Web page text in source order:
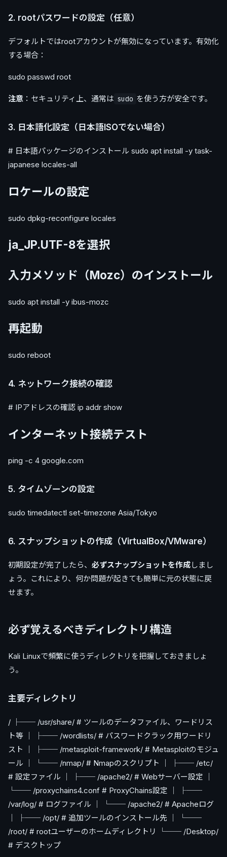
2. rootパスワードの設定（任意）
デフォルトではrootアカウントが無効になっています。有効化
する場合：
sudo passwd root
注意 ：セキュリティ上、通常は sudo を使う方が安全です。
3. 日本語化設定（日本語ISOでない場合）
# 日本語パッケージのインストール sudo apt install -y task-
japanese locales-all
ロケールの設定
sudo dpkg-reconfigure locales
ja_JP.UTF-8を選択
入力メソッド（Mozc）のインストール
sudo apt install -y ibus-mozc
再起動
sudo reboot
4. ネットワーク接続の確認
# IPアドレスの確認 ip addr show
インターネット接続テスト
ping -c 4 google.com
5. タイムゾーンの設定
sudo timedatectl set-timezone Asia/Tokyo
6. スナップショットの作成（VirtualBox/VMware）
初期設定が完了したら、 必ずスナップショットを作成しまし
ょう。これにより、何か問題が起きても簡単に元の状態に戻
せます。
必ず覚えるべきディレクトリ構造
Kali Linuxで頻繁に使うディレクトリを把握しておきましょ
う。
主要ディレクトリ
/ ├── /usr/share/ # ツールのデータファイル、ワードリス
ト等 │ ├── /wordlists/ # パスワードクラック用ワードリ
スト │ ├── /metasploit-framework/ # Metasploitのモジュ
ール │ └── /nmap/ # Nmapのスクリプト │ ├── /etc/
# 設定ファイル │ ├── /apache2/ # Webサーバー設定 │
└── /proxychains4.conf # ProxyChains設定 │ ├──
/var/log/ # ログファイル │ └── /apache2/ # Apacheログ
│ ├── /opt/ # 追加ツールのインストール先 │ └──
/root/ # rootユーザーのホームディレクトリ └── /Desktop/
# デスクトップ